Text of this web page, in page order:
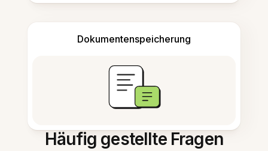
Dokumentenspeicherung
Häufig gestellte Fragen